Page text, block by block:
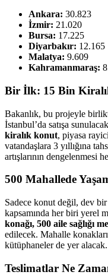
Ankara: 30.823
İzmir: 21.020
Bursa: 17.225
Diyarbakır: 12.165
Malatya: 9.609
Kahramanmaraş:
Bir İlk: 15 Bin
Bakanlık, bu projeyle
İstanbul’da satışa
kiralık konut, piyasa
vatandaşlara 3 yıllığına
artışlarının dengelenmesi
500 Mahallede
Sadece konut değil, dev
kapsamında her biri yerel
konağı, 500 aile sağlığı
edilecek. Mahalle
kütüphaneler de yer alacak.
Teslimatlar Ne